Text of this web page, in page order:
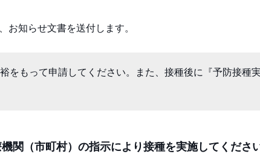
お知らせ文書を送付します。
もって申請してください。また、接種後に『予防接種
関（市町村）の指示により接種を実施してください